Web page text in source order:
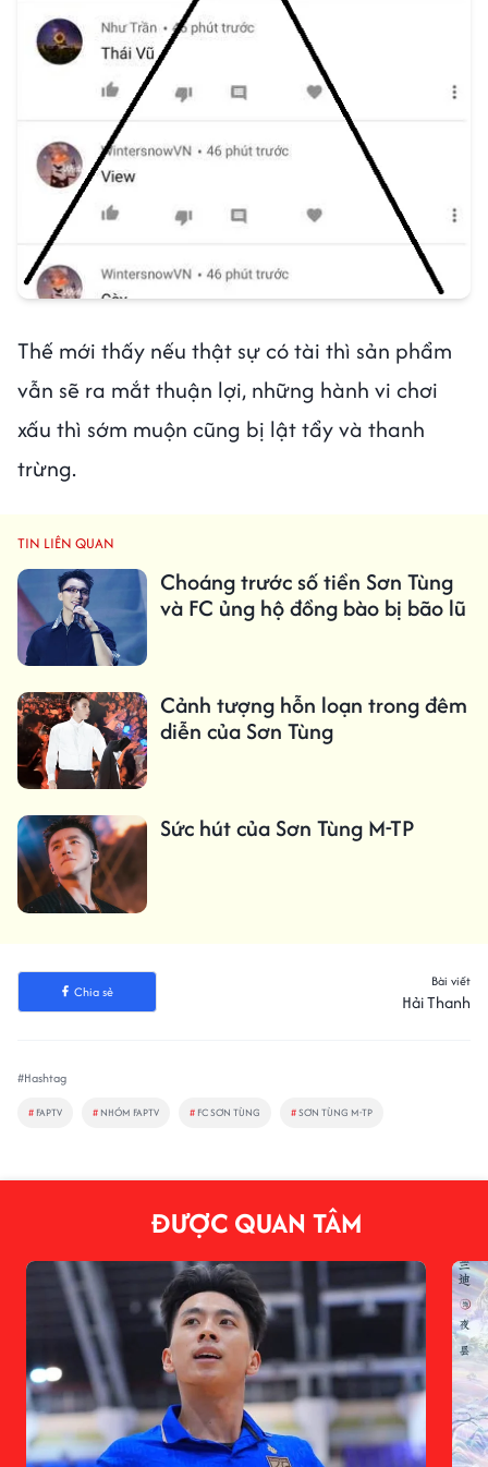
Thế mới thấy nếu thật sự có tài thì sản phẩm
vẫn sẽ ra mắt thuận lợi, những hành vi chơi
xấu thì sớm muộn cũng bị lật tẩy và thanh
trừng.
TIN LIÊN QUAN
Choáng trước số tiền Sơn Tùng
và FC ủng hộ đồng bào bị bão lũ
Cảnh tượng hỗn loạn trong đêm
diễn của Sơn Tùng
Sức hút của Sơn Tùng M-TP
Chia sẻ
Bài viết
Hải Thanh
#Hashtag
# FAPTV # NHÓM FAPTV # FC SƠN TÙNG #SƠN TÙNG M-TP
ĐƯỢC QUAN TÂM